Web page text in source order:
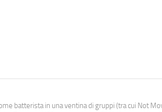
batterista in una ventina di gruppi (tra cui Not